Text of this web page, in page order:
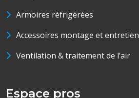
Armoires réfrigérées
Accessoires montage et entretien
Ventilation & traitement de l’air
Espace pros